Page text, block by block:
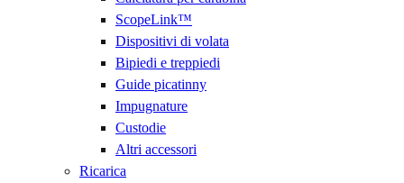
ScopeLink™
Dispositivi di volata
Bipiedi e treppiedi
Guide picatinny
Impugnature
Custodie
Altri accessori
Ricarica